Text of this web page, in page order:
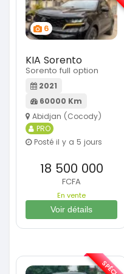
6
KIA Sorento
Sorento full option
2021
60000 Km
Abidjan (Cocody)
PRO
Posté il y a 5 jours
18 500 000
FCFA
En vente
Voir détails